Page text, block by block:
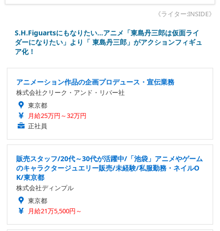
《ライター:INSIDE》
S.H.Figuartsにもなりたい…アニメ「東島丹三郎は仮面ライ
ダーになりたい」より「 東島丹三郎」がアクションフィギュ
ア化！
アニメーション作品の企画プロデュース・宣伝業務
株式会社クリーク・アンド・リバー社
東京都
月給25万円～32万円
正社員
販売スタッフ/20代～30代が活躍中/「池袋」アニメやゲーム
のキャラクタージュエリー販売/未経験/私服勤務・ネイルO
K/東京都
株式会社ディンプル
東京都
月給21万5,500円～